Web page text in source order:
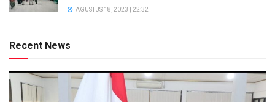
AGUSTUS 18, 2023 | 22:32
Recent News